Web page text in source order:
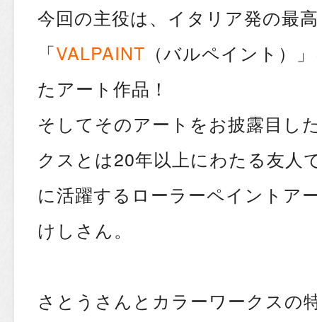
今回の主役は、イタリア発の最
「VALPAINT （バルペイント）
たアート作品！
そしてそのアートをお披露目し
クスとは20年以上にわたる友人
に活躍するローラーペイントア
けしさん。
さとうさんとカラーワークスの